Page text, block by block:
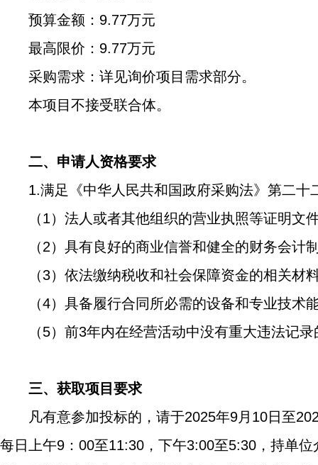
预算金额： 9.77万元
最高限价： 9.77万元
采购需求：详见询价项目需求部分。
本项目不接受联合体。
二、申请人资格要求
1.满足《中华人民共和国政府采购法》第二十
（1）法人或者其他组织的营业执照等证明文
（2）具有良好的商业信誉和健全的财务会计
（3）依法缴纳税收和社会保障资金的相关材
（4）具备履行合同所必需的设备和专业技术
（5）前3年内在经营活动中没有重大违法记
三、获取项目要求
凡有意参加投标的，请于2025年9月 10日至
每日上午9 ： 00至11:30 ，下午3:00至5:30 ，持单